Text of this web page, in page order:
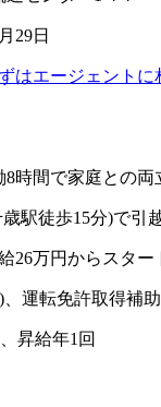
29日
はエージェントに
8時間で家庭との
駅徒歩15分)で引
26万円からスター
、運転免許取得補
昇給年1回